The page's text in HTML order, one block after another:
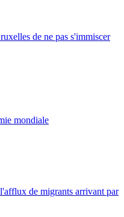
de ne pas s'immiscer
mondiale
de migrants arrivant par